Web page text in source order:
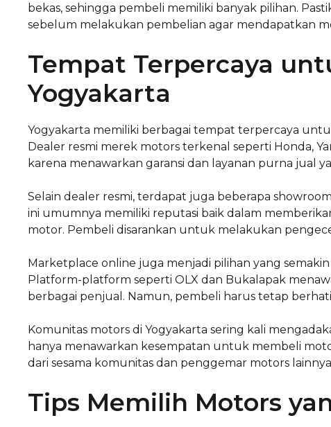
bekas, sehingga pembeli memiliki banyak pilihan.
sebelum melakukan pembelian agar mendapatkan
Tempat Terpercaya
Yogyakarta
Yogyakarta memiliki berbagai tempat terpercaya
Dealer resmi merek motors terkenal seperti Honda,
karena menawarkan garansi dan layanan purna jual
Selain dealer resmi, terdapat juga beberapa
ini umumnya memiliki reputasi baik dalam
motor. Pembeli disarankan untuk melakukan
Marketplace online juga menjadi pilihan yang
Platform-platform seperti OLX dan Bukalapak
berbagai penjual. Namun, pembeli harus tetap
Komunitas motors di Yogyakarta sering kali
hanya menawarkan kesempatan untuk membeli
dari sesama komunitas dan penggemar motors
Tips Memilih Motors